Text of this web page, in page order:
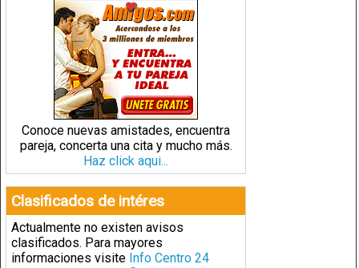
Conoce nuevas amistades, encuentra
pareja, concerta una cita y mucho más.
Haz click aqui...
Clasificados de intéres
Actualmente no existen avisos
clasificados. Para mayores
informaciones visite Info Centro 24